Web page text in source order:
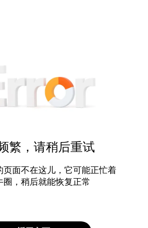
繁，请稍后重试
页面不在这儿，它可能正忙着
圈，稍后就能恢复正常